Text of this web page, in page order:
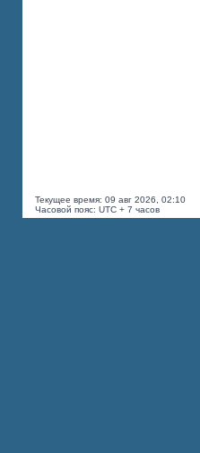
Текущее время: 09 авг 2026, 02:10
Часовой пояс: UTC + 7 часов